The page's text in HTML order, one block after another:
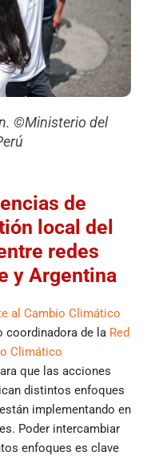
©Ministerio del
de
local del
redes
y Argentina
al Cambio Climático
coordinadora de la Red
Climático
que las acciones
distintos enfoques
implementando en
Poder intercambiar
enfoques es clave